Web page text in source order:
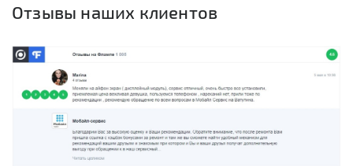
Отзывы наших клиентов